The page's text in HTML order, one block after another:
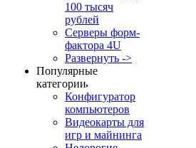
100 тысяч
рублей
Серверы форм-
фактора 4U
Развернуть ->
Популярные
категории
Конфигуратор
компьютеров
Видеокарты для
игр и майнинга